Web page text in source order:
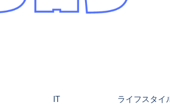
IT ライフスタイ